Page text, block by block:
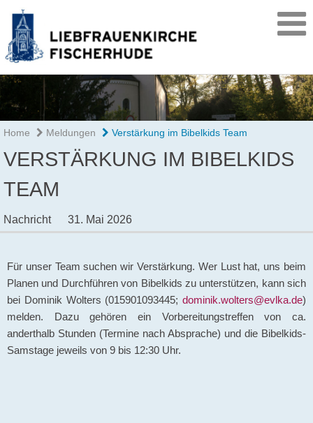
Home Meldungen Verstärkung im Bibelkids Team
VERSTÄRKUNG IM BIBELKIDS
TEAM
Nachricht 31. Mai 2026
Für unser Team suchen wir Verstärkung. Wer Lust hat, uns beim
Planen und Durchführen von Bibelkids zu unterstützen, kann sich
bei Dominik Wolters (015901093445; dominik.wolters@evlka.de)
melden. Dazu gehören ein Vorbereitungstreffen von ca.
anderthalb Stunden (Termine nach Absprache) und die Bibelkids-
Samstage jeweils von 9 bis 12:30 Uhr.